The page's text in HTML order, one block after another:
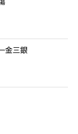
金三銀